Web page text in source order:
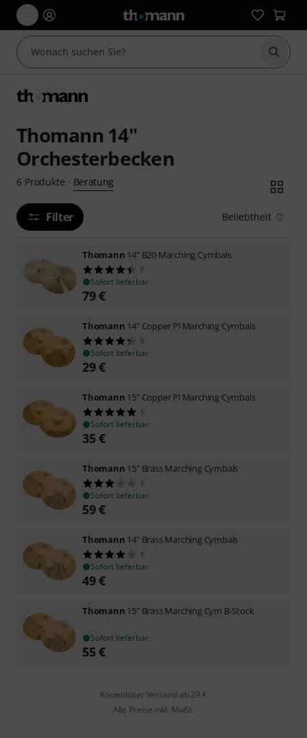
Suche
Thomann 14"
Orchesterbecken
6 Produkte · Beratung
Filter Beliebtheit
Thomann 14" B20 Marching Cymbals
7
Sofort lieferbar
79€
Thomann 14" Copper Pl Marching Cymbals
3
Sofort lieferbar
29€
Thomann 15" Copper Pl Marching Cymbals
1
Sofort lieferbar
35€
Thomann 15" Brass Marching Cymbals
1
Sofort lieferbar
59€
Thomann 14" Brass Marching Cymbals
1
Sofort lieferbar
49€
Thomann 15" Brass Marching Cym B-Stock
Sofort lieferbar
55€
Kostenloser Versand ab 29 €
Alle Preise inkl. MwSt.